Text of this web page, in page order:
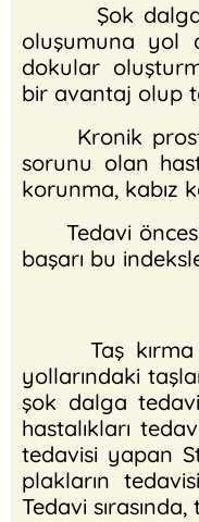
Şok dalgası
oluşumuna yol
dokular
bir avantaj olup
Kronik prostat
sorunu olan
korunma, kabız
Tedavi öncesi
başarı bu
Taş kırma
yollarındaki
şok dalga
hastalıkları
tedavisi yapan
plakların
Tedavi